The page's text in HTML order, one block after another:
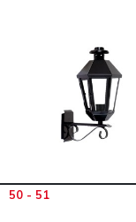
50 - 51